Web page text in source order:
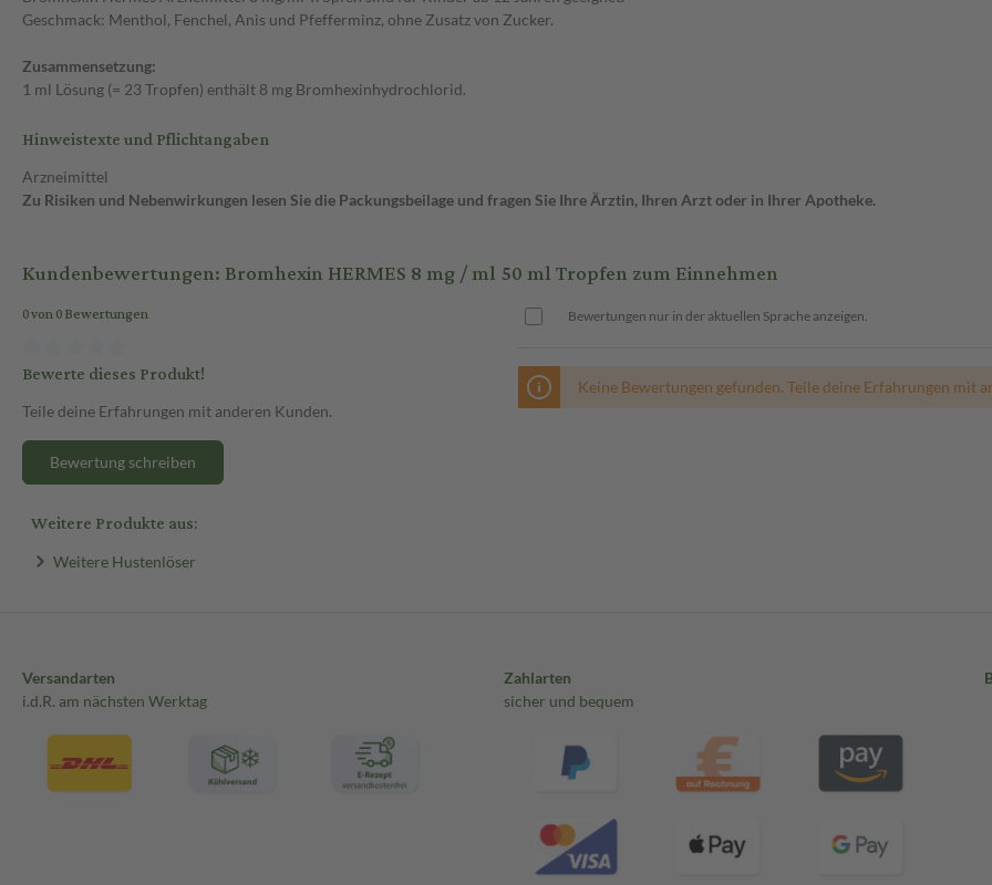
Geschmack: Menthol, Fenchel, Anis und Pfefferminz, ohne Zusatz von Zucker.
Zusammensetzung:
1 ml Lösung (= 23 Tropfen) enthält 8 mg Bromhexinhydrochlorid.
Hinweistexte und Pflichtangaben
Arzneimittel
Zu Risiken und Nebenwirkungen lesen Sie die Packungsbeilage und fragen Sie Ihre Ärztin, Ihren Arzt oder in Ihrer Apotheke.
Kundenbewertungen: Bromhexin HERMES 8 mg / ml 50 ml Tropfen zum Einnehmen
0 von 0 Bewertungen
Bewerte dieses Produkt!
Teile deine Erfahrungen mit anderen Kunden.
Bewertung schreiben
Bewertungen nur in der aktuellen Sprache anzeigen.
Keine Bewertungen gefunden. Teile deine Erfahrungen mit
Weitere Produkte aus:
Weitere Hustenlöser
Versandarten
i.d.R. am nächsten Werktag
Zahlarten
sicher und bequem